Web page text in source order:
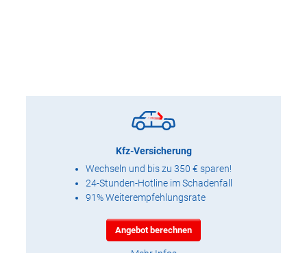
Kfz-Versicherung
Wechseln und bis zu 350 € sparen!
24-Stunden-Hotline im Schadenfall
91% Weiterempfehlungsrate
Angebot berechnen